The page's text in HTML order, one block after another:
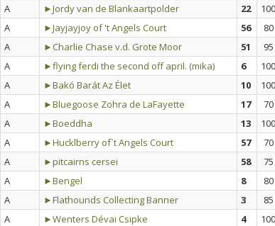
A
►Jordy van de Blankaartpolder 22 100
A
►Jayjayjoy of 't Angels Court 56 80
A
►Charlie Chase v.d. Grote Moor 51 95
A
►flying ferdi the second off april. (mika) 6 100
A
►Bakó Barát Az Élet 10 100
A
►Bluegoose Zohra de LaFayette 17 70
A
►Boeddha 13 100
A
►Hucklberry of`t Angels Court 57 70
A
►pitcairns cersei 58 75
A
►Bengel 8 80
A
►Flathounds Collecting Banner 3 85
A
►Wenters Dévai Csipke 4 100